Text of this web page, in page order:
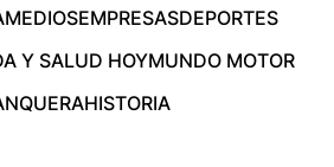
MEDIOSEMPRESASDEPORTES
Y SALUD HOYMUNDO MOTOR
HISTORIA